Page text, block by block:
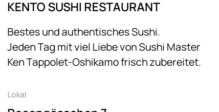
KENTO SUSHI RESTAURANT
Bestes und authentisches Sushi.
Jeden Tag mit viel Liebe von Sushi Master
Ken Tappolet-Oshikamo frisch zubereitet.
Lokal